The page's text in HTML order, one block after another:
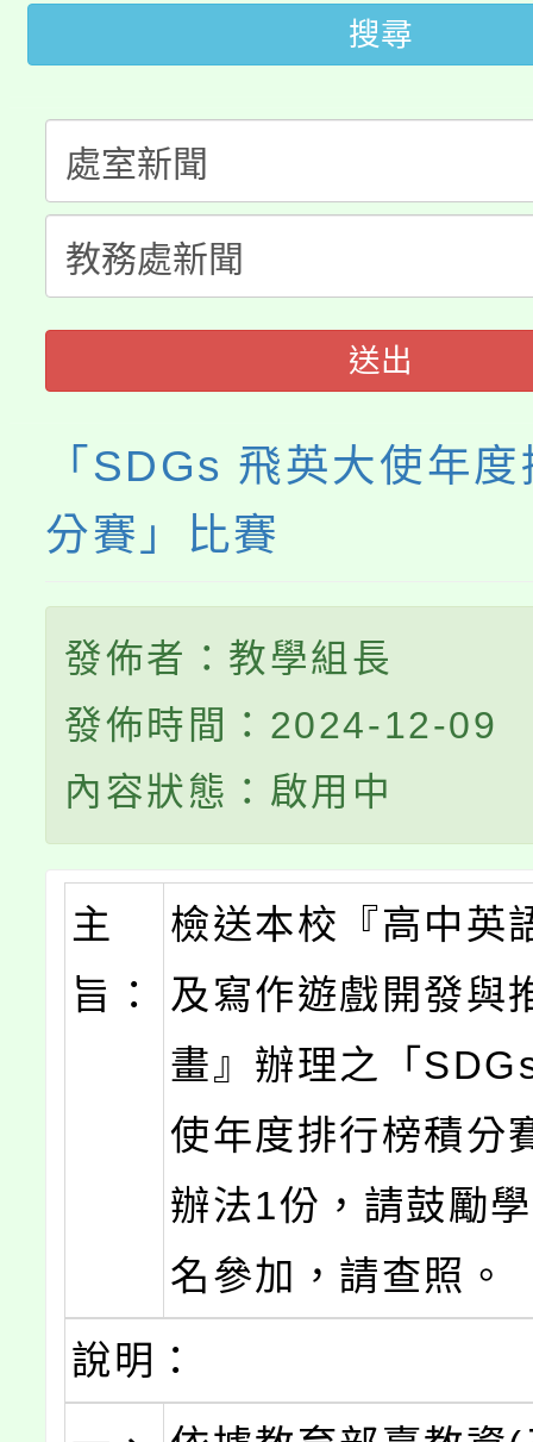
《TA101》溝通分析基
心理、諮商輔導、社會
系所師生報名參加。
轉知苗栗縣政府辦理
門員」簡章及活動海報
踴躍報名參加。
要點
「桃園市補助參觀特色
展演活動實施計畫」
115年度「教育部表揚
義教育推展貢獻獎」
搜尋
送出
「SDGs 飛英大使年
分賽」比賽
發佈者：教學組長
發佈時間：2024-12-09
內容狀態：啟用中
主
旨：
檢送本校『高中英
及寫作遊戲開發與
畫』辦理之「
使年度排行榜積分
辦法1份，請鼓勵
名參加，請查照。
說明：